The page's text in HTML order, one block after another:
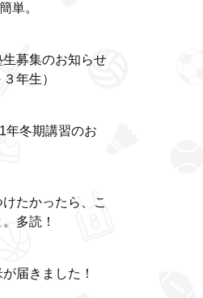
単。
募集のお知らせ
年生）
冬期講習のお
たかったら、こ
多読！
届きました！